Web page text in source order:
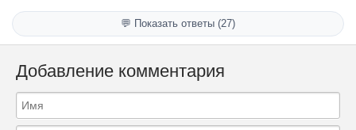
💬 Показать ответы (27)
Добавление комментария